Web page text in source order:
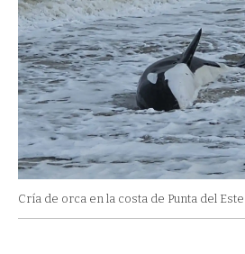
Cría de orca en la costa de Punta del Este